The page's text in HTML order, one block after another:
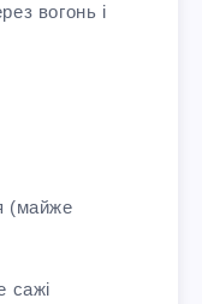
вогонь і
(майже
сажі